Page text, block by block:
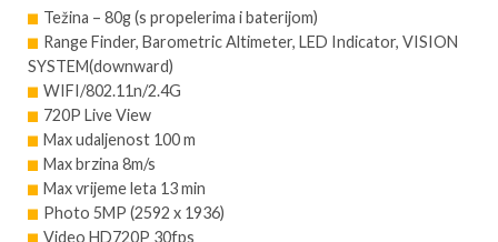
Težina – 80g (s propelerima i baterijom)
Range Finder, Barometric Altimeter, LED Indicator, VISION
SYSTEM(downward)
WIFI/802.11n/2.4G
720P Live View
Max udaljenost 100 m
Max brzina 8m/s
Max vrijeme leta 13 min
Photo 5MP (2592 x 1936)
Video HD720P 30fps